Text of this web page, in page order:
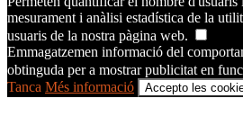
mesurament i anàlisi estadística de la
usuaris de la nostra pàgina web.
Emmagatzemen informació del
obtinguda per a mostrar publicitat en
Tanca Més informació Accepto les